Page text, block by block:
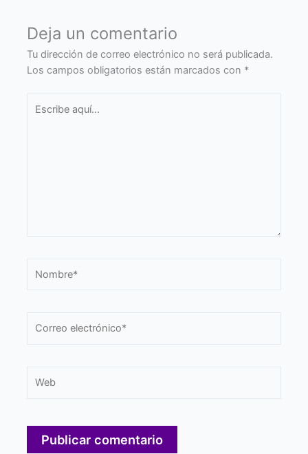
Deja un comentario
Tu dirección de correo electrónico no será publicada.
Los campos obligatorios están marcados con *
aquí...
electrónico*